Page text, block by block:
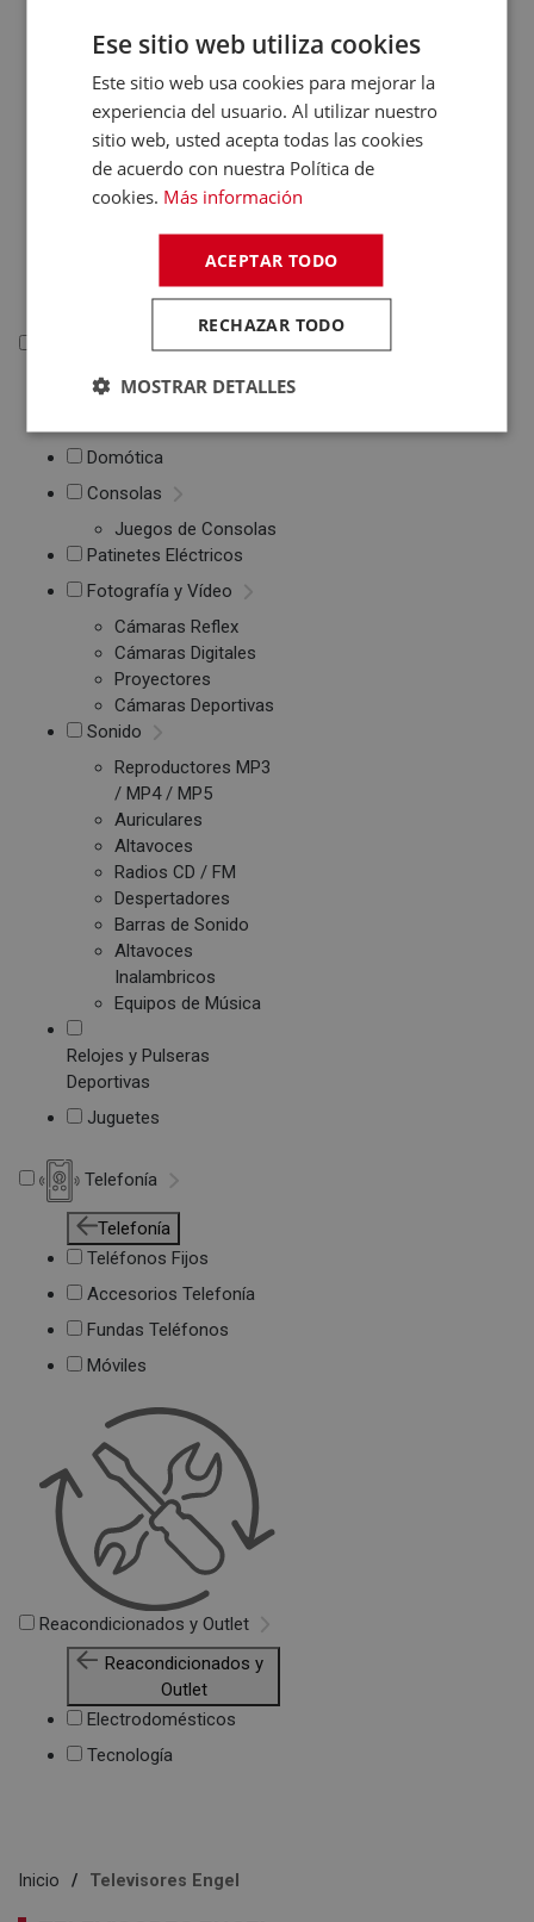
Networking
Soportes Ordenador
Maletines de
Portátiles
Accesorios
informática
Fundas Tablets
Cargadores /
Baterías
Electrónica
Electrónica
Domótica
Consolas
Juegos de Consolas
Patinetes Eléctricos
Fotografía y Vídeo
Cámaras Reflex
Cámaras Digitales
Proyectores
Cámaras Deportivas
Sonido
Reproductores MP3
/ MP4 / MP5
Auriculares
Altavoces
Radios CD / FM
Despertadores
Barras de Sonido
Altavoces
Inalambricos
Equipos de Música
Relojes y Pulseras
Deportivas
Juguetes
Telefonía
Telefonía
Teléfonos Fijos
Accesorios Telefonía
Fundas Teléfonos
Móviles
Reacondicionados y Outlet
Reacondicionados y
Outlet
Electrodomésticos
Tecnología
Inicio Televisores Engel
Ese sitio web utiliza cookies
Este sitio web usa cookies para mejorar la
experiencia del usuario. Al utilizar nuestro
sitio web, usted acepta todas las cookies
de acuerdo con nuestra Política de
cookies. Más información
ACEPTAR TODO
RECHAZAR TODO
MOSTRAR DETALLES